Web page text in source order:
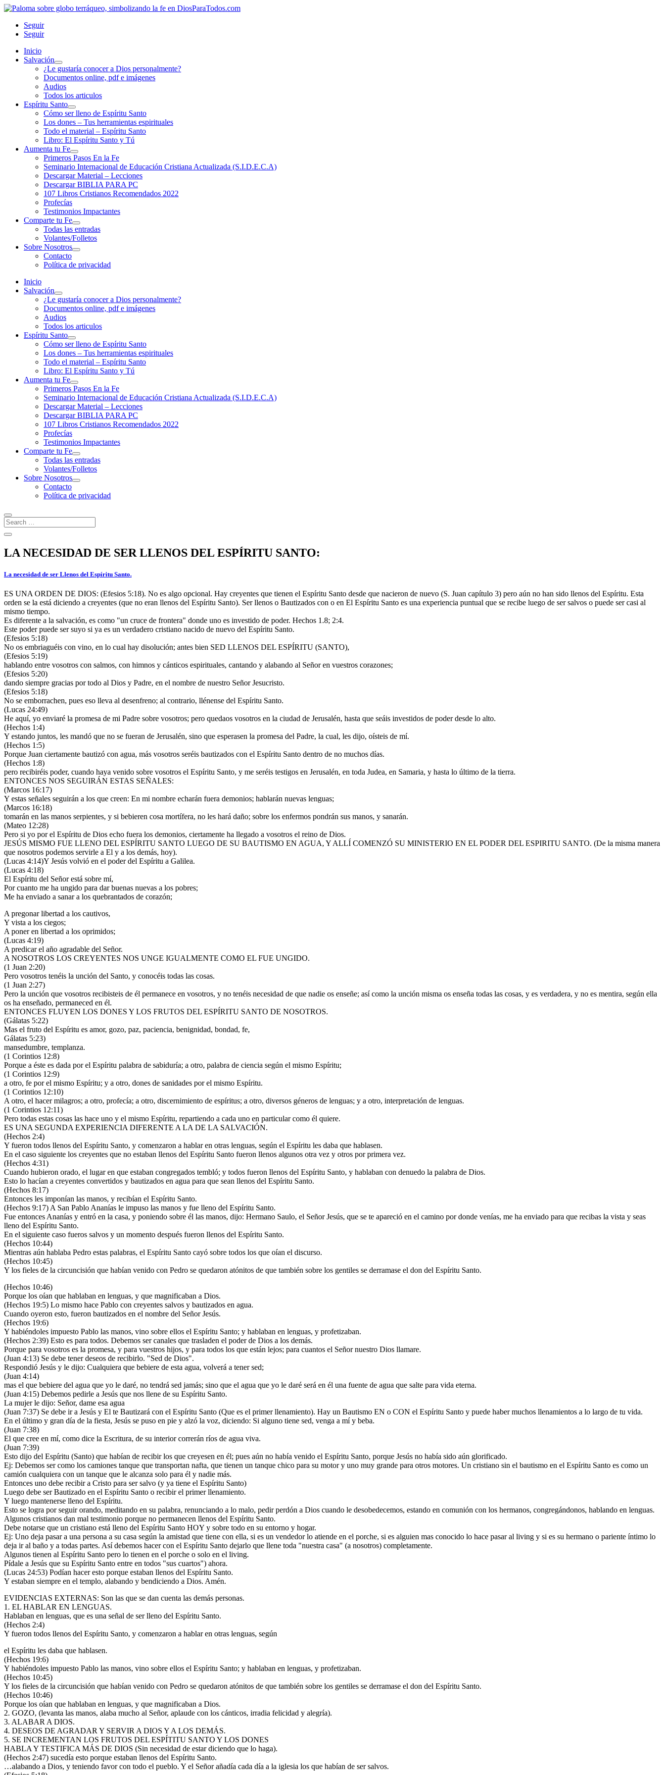
Seguir
Seguir
Inicio
Salvación
¿Le gustaría conocer a Dios personalmente?
Documentos online, pdf e imágenes
Audios
Todos los articulos
Espíritu Santo
Cómo ser lleno de Espíritu Santo
Los dones – Tus herramientas espirituales
Todo el material – Espíritu Santo
Libro: El Espíritu Santo y Tú
Aumenta tu Fe
Primeros Pasos En la Fe
Seminario Internacional de Educación Cristiana Actualizada (S.I.D.E.C.A)
Descargar Material – Lecciones
Descargar BIBLIA PARA PC
107 Libros Cristianos Recomendados 2022
Profecías
Testimonios Impactantes
Comparte tu Fe
Todas las entradas
Volantes/Folletos
Sobre Nosotros
Contacto
Política de privacidad
Inicio
Salvación
¿Le gustaría conocer a Dios personalmente?
Documentos online, pdf e imágenes
Audios
Todos los articulos
Espíritu Santo
Cómo ser lleno de Espíritu Santo
Los dones – Tus herramientas espirituales
Todo el material – Espíritu Santo
Libro: El Espíritu Santo y Tú
Aumenta tu Fe
Primeros Pasos En la Fe
Seminario Internacional de Educación Cristiana Actualizada (S.I.D.E.C.A)
Descargar Material – Lecciones
Descargar BIBLIA PARA PC
107 Libros Cristianos Recomendados 2022
Profecías
Testimonios Impactantes
Comparte tu Fe
Todas las entradas
Volantes/Folletos
Sobre Nosotros
Contacto
Política de privacidad
LA NECESIDAD DE SER LLENOS DEL ESPÍRITU SANTO:
La necesidad de ser Llenos del Espíritu Santo.
ES UNA ORDEN DE DIOS: (Efesios 5:18). No es algo opcional. Hay creyentes que tienen el Espíritu Santo desde que nacieron de nuevo (S. Juan capítulo 3) pero aún no han sido llenos del Espíritu. Esta
orden se la está diciendo a creyentes (que no eran llenos del Espíritu Santo). Ser llenos o Bautizados con o en El Espíritu Santo es una experiencia puntual que se recibe luego de ser salvos o puede ser casi al
mismo tiempo.
Es diferente a la salvación, es como "un cruce de frontera" donde uno es investido de poder. Hechos 1.8; 2:4.
Este poder puede ser suyo si ya es un verdadero cristiano nacido de nuevo del Espíritu Santo.
(Efesios 5:18)
No os embriaguéis con vino, en lo cual hay disolución; antes bien SED LLENOS DEL ESPÍRITU (SANTO),
(Efesios 5:19)
hablando entre vosotros con salmos, con himnos y cánticos espirituales, cantando y alabando al Señor en vuestros corazones;
(Efesios 5:20)
dando siempre gracias por todo al Dios y Padre, en el nombre de nuestro Señor Jesucristo.
(Efesios 5:18)
No se emborrachen, pues eso lleva al desenfreno; al contrario, llénense del Espíritu Santo.
(Lucas 24:49)
He aquí, yo enviaré la promesa de mi Padre sobre vosotros; pero quedaos vosotros en la ciudad de Jerusalén, hasta que seáis investidos de poder desde lo alto.
(Hechos 1:4)
Y estando juntos, les mandó que no se fueran de Jerusalén, sino que esperasen la promesa del Padre, la cual, les dijo, oísteis de mí.
(Hechos 1:5)
Porque Juan ciertamente bautizó con agua, más vosotros seréis bautizados con el Espíritu Santo dentro de no muchos días.
(Hechos 1:8)
pero recibiréis poder, cuando haya venido sobre vosotros el Espíritu Santo, y me seréis testigos en Jerusalén, en toda Judea, en Samaria, y hasta lo último de la tierra.
ENTONCES NOS SEGUIRÁN ESTAS SEÑALES:
(Marcos 16:17)
Y estas señales seguirán a los que creen: En mi nombre echarán fuera demonios; hablarán nuevas lenguas;
(Marcos 16:18)
tomarán en las manos serpientes, y si bebieren cosa mortífera, no les hará daño; sobre los enfermos pondrán sus manos, y sanarán.
(Mateo 12:28)
Pero si yo por el Espíritu de Dios echo fuera los demonios, ciertamente ha llegado a vosotros el reino de Dios.
JESÚS MISMO FUE LLENO DEL ESPÍRITU SANTO LUEGO DE SU BAUTISMO EN AGUA, Y ALLÍ COMENZÓ SU MINISTERIO EN EL PODER DEL ESPIRITU SANTO. (De la misma manera
que nosotros podemos servirle a El y a los demás, hoy).
(Lucas 4:14)Y Jesús volvió en el poder del Espíritu a Galilea.
(Lucas 4:18)
El Espíritu del Señor está sobre mí,
Por cuanto me ha ungido para dar buenas nuevas a los pobres;
Me ha enviado a sanar a los quebrantados de corazón;
A pregonar libertad a los cautivos,
Y vista a los ciegos;
A poner en libertad a los oprimidos;
(Lucas 4:19)
A predicar el año agradable del Señor.
A NOSOTROS LOS CREYENTES NOS UNGE IGUALMENTE COMO EL FUE UNGIDO.
(1 Juan 2:20)
Pero vosotros tenéis la unción del Santo, y conocéis todas las cosas.
(1 Juan 2:27)
Pero la unción que vosotros recibisteis de él permanece en vosotros, y no tenéis necesidad de que nadie os enseñe; así como la unción misma os enseña todas las cosas, y es verdadera, y no es mentira, según ella
os ha enseñado, permaneced en él.
ENTONCES FLUYEN LOS DONES Y LOS FRUTOS DEL ESPÍRITU SANTO DE NOSOTROS.
(Gálatas 5:22)
Mas el fruto del Espíritu es amor, gozo, paz, paciencia, benignidad, bondad, fe,
Gálatas 5:23)
mansedumbre, templanza.
(1 Corintios 12:8)
Porque a éste es dada por el Espíritu palabra de sabiduría; a otro, palabra de ciencia según el mismo Espíritu;
(1 Corintios 12:9)
a otro, fe por el mismo Espíritu; y a otro, dones de sanidades por el mismo Espíritu.
(1 Corintios 12:10)
A otro, el hacer milagros; a otro, profecía; a otro, discernimiento de espíritus; a otro, diversos géneros de lenguas; y a otro, interpretación de lenguas.
(1 Corintios 12:11)
Pero todas estas cosas las hace uno y el mismo Espíritu, repartiendo a cada uno en particular como él quiere.
ES UNA SEGUNDA EXPERIENCIA DIFERENTE A LA DE LA SALVACIÓN.
(Hechos 2:4)
Y fueron todos llenos del Espíritu Santo, y comenzaron a hablar en otras lenguas, según el Espíritu les daba que hablasen.
En el caso siguiente los creyentes que no estaban llenos del Espíritu Santo fueron llenos algunos otra vez y otros por primera vez.
(Hechos 4:31)
Cuando hubieron orado, el lugar en que estaban congregados tembló; y todos fueron llenos del Espíritu Santo, y hablaban con denuedo la palabra de Dios.
Esto lo hacían a creyentes convertidos y bautizados en agua para que sean llenos del Espíritu Santo.
(Hechos 8:17)
Entonces les imponían las manos, y recibían el Espíritu Santo.
(Hechos 9:17) A San Pablo Ananías le impuso las manos y fue lleno del Espíritu Santo.
Fue entonces Ananías y entró en la casa, y poniendo sobre él las manos, dijo: Hermano Saulo, el Señor Jesús, que se te apareció en el camino por donde venías, me ha enviado para que recibas la vista y seas
lleno del Espíritu Santo.
En el siguiente caso fueros salvos y un momento después fueron llenos del Espíritu Santo.
(Hechos 10:44)
Mientras aún hablaba Pedro estas palabras, el Espíritu Santo cayó sobre todos los que oían el discurso.
(Hechos 10:45)
Y los fieles de la circuncisión que habían venido con Pedro se quedaron atónitos de que también sobre los gentiles se derramase el don del Espíritu Santo.
(Hechos 10:46)
Porque los oían que hablaban en lenguas, y que magnificaban a Dios.
(Hechos 19:5) Lo mismo hace Pablo con creyentes salvos y bautizados en agua.
Cuando oyeron esto, fueron bautizados en el nombre del Señor Jesús.
(Hechos 19:6)
Y habiéndoles impuesto Pablo las manos, vino sobre ellos el Espíritu Santo; y hablaban en lenguas, y profetizaban.
(Hechos 2:39) Esto es para todos. Debemos ser canales que trasladen el poder de Dios a los demás.
Porque para vosotros es la promesa, y para vuestros hijos, y para todos los que están lejos; para cuantos el Señor nuestro Dios llamare.
(Juan 4:13) Se debe tener deseos de recibirlo. "Sed de Dios".
Respondió Jesús y le dijo: Cualquiera que bebiere de esta agua, volverá a tener sed;
(Juan 4:14)
mas el que bebiere del agua que yo le daré, no tendrá sed jamás; sino que el agua que yo le daré será en él una fuente de agua que salte para vida eterna.
(Juan 4:15) Debemos pedirle a Jesús que nos llene de su Espíritu Santo.
La mujer le dijo: Señor, dame esa agua
(Juan 7:37) Se debe ir a Jesús y El te Bautizará con el Espíritu Santo (Que es el primer llenamiento). Hay un Bautismo EN o CON el Espíritu Santo y puede haber muchos llenamientos a lo largo de tu vida.
En el último y gran día de la fiesta, Jesús se puso en pie y alzó la voz, diciendo: Si alguno tiene sed, venga a mí y beba.
(Juan 7:38)
El que cree en mí, como dice la Escritura, de su interior correrán ríos de agua viva.
(Juan 7:39)
Esto dijo del Espíritu (Santo) que habían de recibir los que creyesen en él; pues aún no había venido el Espíritu Santo, porque Jesús no había sido aún glorificado.
Ej: Debemos ser como los camiones tanque que transportan nafta, que tienen un tanque chico para su motor y uno muy grande para otros motores. Un cristiano sin el bautismo en el Espíritu Santo es como un
camión cualquiera con un tanque que le alcanza solo para él y nadie más.
Entonces uno debe recibir a Cristo para ser salvo (y ya tiene el Espíritu Santo)
Luego debe ser Bautizado en el Espíritu Santo o recibir el primer llenamiento.
Y luego mantenerse lleno del Espíritu.
Esto se logra por seguir orando, meditando en su palabra, renunciando a lo malo, pedir perdón a Dios cuando le desobedecemos, estando en comunión con los hermanos, congregándonos, hablando en lenguas.
Algunos cristianos dan mal testimonio porque no permanecen llenos del Espíritu Santo.
Debe notarse que un cristiano está lleno del Espíritu Santo HOY y sobre todo en su entorno y hogar.
Ej: Uno deja pasar a una persona a su casa según la amistad que tiene con ella, si es un vendedor lo atiende en el porche, si es alguien mas conocido lo hace pasar al living y si es su hermano o pariente íntimo lo
deja ir al baño y a todas partes. Así debemos hacer con el Espíritu Santo dejarlo que llene toda "nuestra casa" (a nosotros) completamente.
Algunos tienen al Espíritu Santo pero lo tienen en el porche o solo en el living.
Pídale a Jesús que su Espíritu Santo entre en todos "sus cuartos") ahora.
(Lucas 24:53) Podían hacer esto porque estaban llenos del Espíritu Santo.
Y estaban siempre en el templo, alabando y bendiciendo a Dios. Amén.
EVIDENCIAS EXTERNAS: Son las que se dan cuenta las demás personas.
1. EL HABLAR EN LENGUAS.
Hablaban en lenguas, que es una señal de ser lleno del Espíritu Santo.
(Hechos 2:4)
Y fueron todos llenos del Espíritu Santo, y comenzaron a hablar en otras lenguas, según
el Espíritu les daba que hablasen.
(Hechos 19:6)
Y habiéndoles impuesto Pablo las manos, vino sobre ellos el Espíritu Santo; y hablaban en lenguas, y profetizaban.
(Hechos 10:45)
Y los fieles de la circuncisión que habían venido con Pedro se quedaron atónitos de que también sobre los gentiles se derramase el don del Espíritu Santo.
(Hechos 10:46)
Porque los oían que hablaban en lenguas, y que magnificaban a Dios.
2. GOZO, (levanta las manos, alaba mucho al Señor, aplaude con los cánticos, irradia felicidad y alegría).
3. ALABAR A DIOS.
4. DESEOS DE AGRADAR Y SERVIR A DIOS Y A LOS DEMÁS.
5. SE INCREMENTAN LOS FRUTOS DEL ESPÍTITU SANTO Y LOS DONES
HABLA Y TESTIFICA MÁS DE DIOS (Sin necesidad de estar diciendo que lo haga).
(Hechos 2:47) sucedía esto porque estaban llenos del Espíritu Santo.
…alabando a Dios, y teniendo favor con todo el pueblo. Y el Señor añadía cada día a la iglesia los que habían de ser salvos.